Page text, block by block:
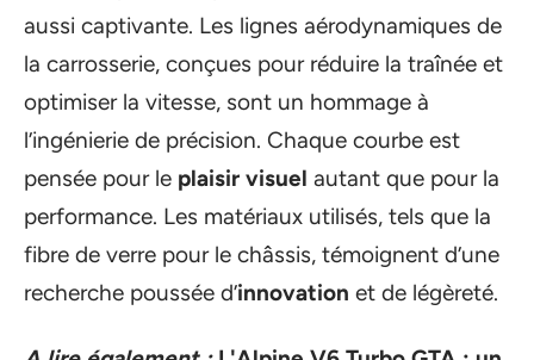
aussi captivante. Les lignes aérodynamiques de
la carrosserie, conçues pour réduire la traînée et
optimiser la vitesse, sont un hommage à
l’ingénierie de précision. Chaque courbe est
pensée pour le plaisir visuel autant que pour la
performance. Les matériaux utilisés, tels que la
fibre de verre pour le châssis, témoignent d’une
recherche poussée d’innovation et de légèreté.